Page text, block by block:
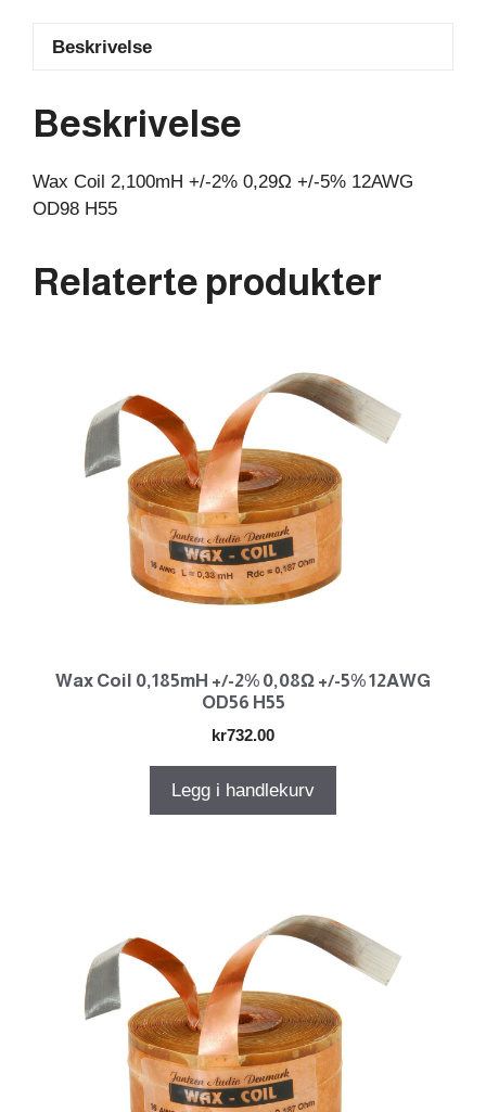
Beskrivelse
Beskrivelse
Wax Coil 2,100mH +/-2% 0,29Ω +/-5% 12AWG
OD98 H55
Relaterte produkter
Wax Coil 0,185mH +/-2% 0,08Ω +/-5% 12AWG
OD56 H55
kr732.00
Legg i handlekurv